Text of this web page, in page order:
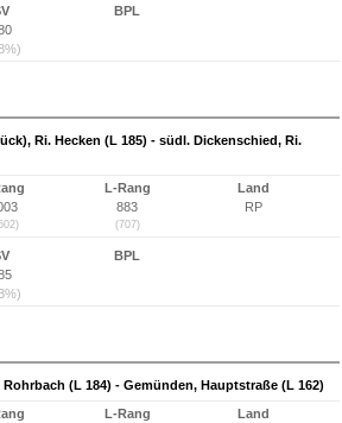
BPL
Ri. Hecken (L 185) - südl. Dickenschied, Ri.
L-Rang
883
(707)
Land
RP
BPL
(L 184) - Gemünden, Hauptstraße (L 162)
L-Rang
Land